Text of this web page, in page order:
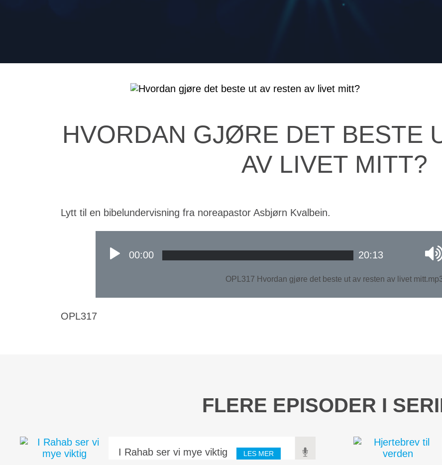
HVORDAN GJØRE DET BESTE
AV LIVET MITT?
Lytt til en bibelundervisning fra noreapastor Asbjørn Kvalbein.
00:00 20:13
OPL317 Hvordan gjøre det beste ut av resten av livet
OPL317
FLERE EPISODER I
I Rahab ser vi mye viktig LES MER